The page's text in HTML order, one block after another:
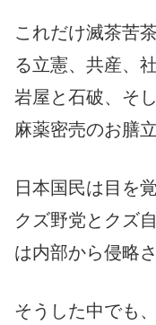
これだけ滅茶苦
る立憲、共産、
岩屋と石破、そ
麻薬密売のお膳
日本国民は目を
クズ野党とクズ
は内部から侵略
そうした中でも